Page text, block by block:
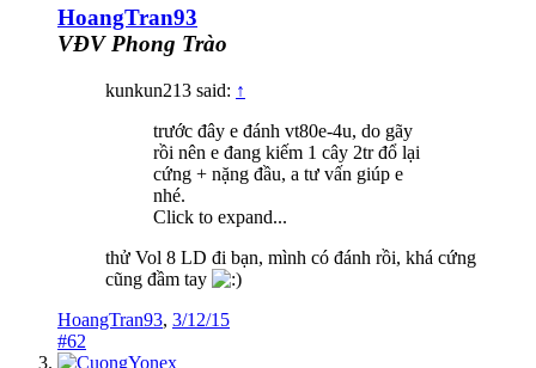
HoangTran93
VĐV Phong Trào
kunkun213 said: ↑
trước đây e đánh vt80e-4u, do gãy
rồi nên e đang kiếm 1 cây 2tr đổ lại
cứng + nặng đầu, a tư vấn giúp e
nhé.
Click to expand...
thử Vol 8 LD đi bạn, mình có đánh rồi, khá cứng
cũng đầm tay
HoangTran93, 3/12/15
#62